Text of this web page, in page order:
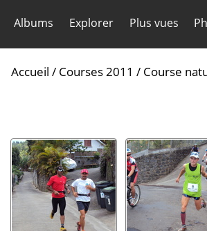
Albums Explorer Plus vues
Accueil / Courses 2011 / Course